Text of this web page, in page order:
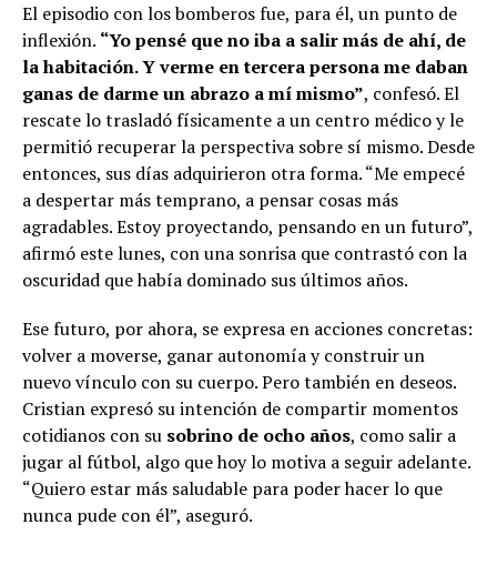
El episodio con los bomberos fue, para él, un punto de
inflexión. “Yo pensé que no iba a salir más de ahí, de
la habitación. Y verme en tercera persona me daban
ganas de darme un abrazo a mí mismo”, confesó. El
rescate lo trasladó físicamente a un centro médico y le
permitió recuperar la perspectiva sobre sí mismo. Desde
entonces, sus días adquirieron otra forma. “Me empecé
a despertar más temprano, a pensar cosas más
agradables. Estoy proyectando, pensando en un futuro”,
afirmó este lunes, con una sonrisa que contrastó con la
oscuridad que había dominado sus últimos años.
Ese futuro, por ahora, se expresa en acciones concretas:
volver a moverse, ganar autonomía y construir un
nuevo vínculo con su cuerpo. Pero también en deseos.
Cristian expresó su intención de compartir momentos
cotidianos con su sobrino de ocho años, como salir a
jugar al fútbol, algo que hoy lo motiva a seguir adelante.
“Quiero estar más saludable para poder hacer lo que
nunca pude con él”, aseguró.